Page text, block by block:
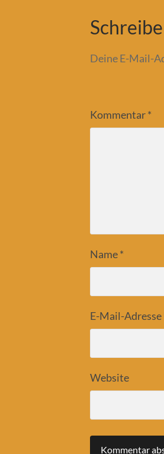
Deine E-Mail-
Kommentar*
Name*
E-Mail-Adresse
Website